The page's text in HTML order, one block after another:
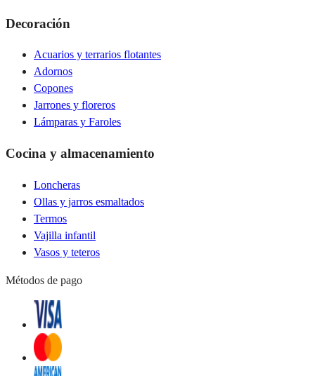
Decoración
Acuarios y terrarios flotantes
Adornos
Copones
Jarrones y floreros
Lámparas y Faroles
Cocina y almacenamiento
Loncheras
Ollas y jarros esmaltados
Termos
Vajilla infantil
Vasos y teteros
Métodos de pago